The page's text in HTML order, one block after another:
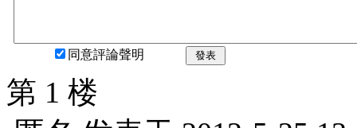
同意評論聲明 發表
第 1 楼